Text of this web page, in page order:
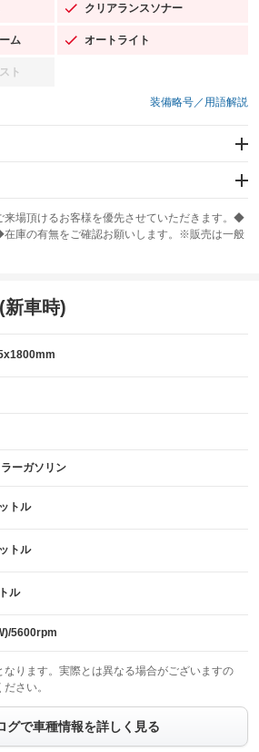
クリアランスソナー
：装備あり
ム オートライト
：装備あり
ト
装備略号／用語解説
席/サイド
ABS
：装備あり
フロントカメラ
：装備あり
来場頂けるお客様を優先させていただきます。◆
庫の有無をご確認お願いします。※販売は一般
新車時)
ーガソリン
トル
トル
ル
5600rpm
ります。実際とは異なる場合がございますの
さい。
グで車種情報を詳しく見る